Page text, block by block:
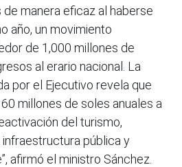
manera eficaz al haberse
año, un movimiento
de 1,000 millones de
al erario nacional. La
por el Ejecutivo revela que
millones de soles anuales a
del turismo,
pública y
afirmó el ministro Sánchez.